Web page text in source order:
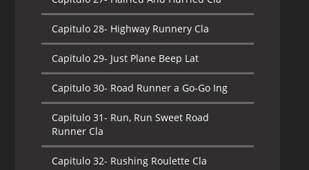
Capitulo 28- Highway Runnery Cla
Capitulo 29- Just Plane Beep Lat
Capitulo 30- Road Runner a Go-Go Ing
Capitulo 31- Run, Run Sweet Road
Runner Cla
Capitulo 32- Rushing Roulette Cla